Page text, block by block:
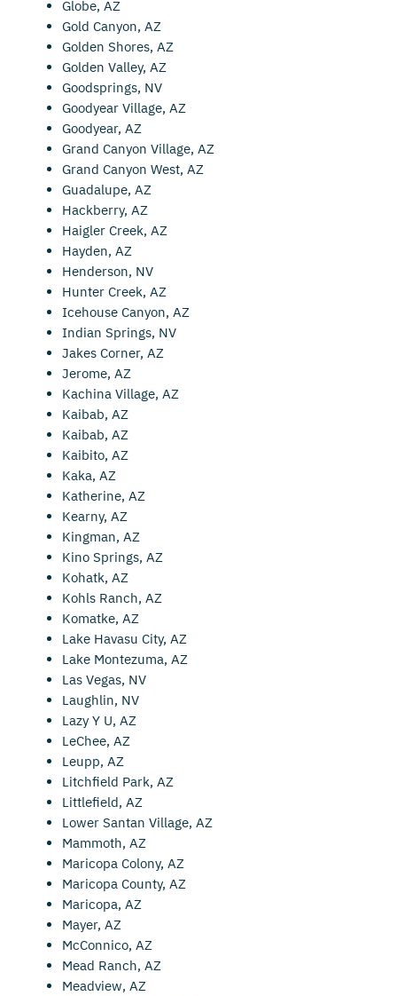
Globe, AZ
Gold Canyon, AZ
Golden Shores, AZ
Golden Valley, AZ
Goodsprings, NV
Goodyear Village, AZ
Goodyear, AZ
Grand Canyon Village, AZ
Grand Canyon West, AZ
Guadalupe, AZ
Hackberry, AZ
Haigler Creek, AZ
Hayden, AZ
Henderson, NV
Hunter Creek, AZ
Icehouse Canyon, AZ
Indian Springs, NV
Jakes Corner, AZ
Jerome, AZ
Kachina Village, AZ
Kaibab, AZ
Kaibab, AZ
Kaibito, AZ
Kaka, AZ
Katherine, AZ
Kearny, AZ
Kingman, AZ
Kino Springs, AZ
Kohatk, AZ
Kohls Ranch, AZ
Komatke, AZ
Lake Havasu City, AZ
Lake Montezuma, AZ
Las Vegas, NV
Laughlin, NV
Lazy Y U, AZ
LeChee, AZ
Leupp, AZ
Litchfield Park, AZ
Littlefield, AZ
Lower Santan Village, AZ
Mammoth, AZ
Maricopa Colony, AZ
Maricopa County, AZ
Maricopa, AZ
Mayer, AZ
McConnico, AZ
Mead Ranch, AZ
Meadview, AZ